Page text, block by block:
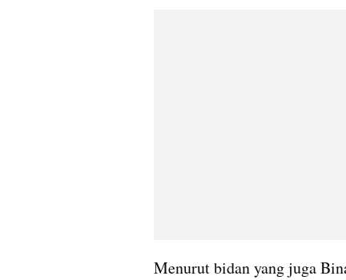
Menurut bidan yang juga